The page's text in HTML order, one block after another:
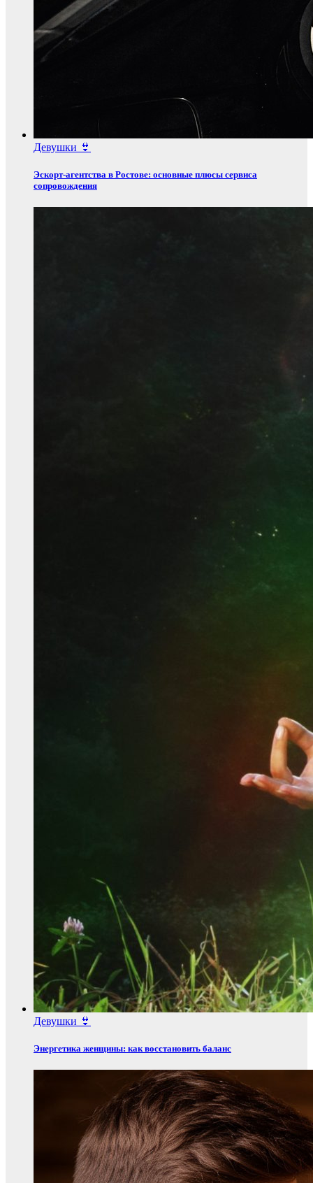
Девушки 👙
Эскорт‑агентства в Ростове: основные плюсы сервиса
сопровождения
Девушки 👙
Энергетика женщины: как восстановить баланс